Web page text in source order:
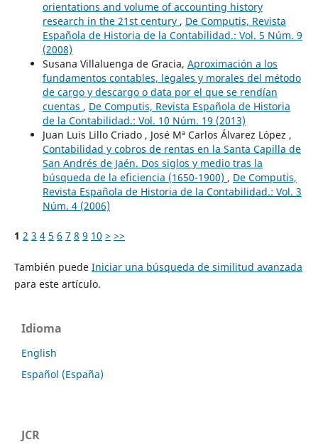
orientations and volume of accounting history
research in the 21st century , De Computis, Revista
Española de Historia de la Contabilidad.: Vol. 5 Núm. 9
(2008)
Susana Villaluenga de Gracia, Aproximación a los
fundamentos contables, legales y morales del método
de cargo y descargo o data por el que se rendían
cuentas , De Computis, Revista Española de Historia
de la Contabilidad.: Vol. 10 Núm. 19 (2013)
Juan Luis Lillo Criado , José Mª Carlos Álvarez López ,
Contabilidad y cobros de rentas en la Santa Capilla de
San Andrés de Jaén. Dos siglos y medio tras la
búsqueda de la eficiencia (1650-1900) , De Computis,
Revista Española de Historia de la Contabilidad.: Vol. 3
Núm. 4 (2006)
1 2 3 4 5 6 7 8 9 10 > >>
También puede Iniciar una búsqueda de similitud avanzada
para este artículo.
Idioma
English
Español (España)
JCR